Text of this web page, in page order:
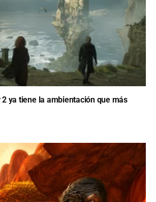
ya tiene la ambientación que más